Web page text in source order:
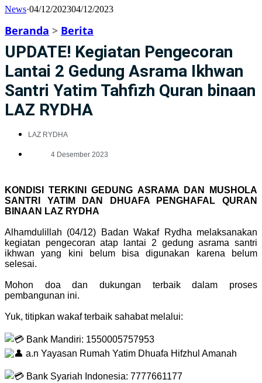
News·04/12/202304/12/2023
Beranda > Berita
UPDATE! Kegiatan Pengecoran
Lantai 2 Gedung Asrama Ikhwan
Santri Yatim Tahfizh Quran binaan
LAZ RYDHA
LAZ RYDHA
4 Desember 2023
KONDISI TERKINI GEDUNG ASRAMA DAN MUSHOLA
SANTRI YATIM DAN DHUAFA PENGHAFAL QURAN
BINAAN LAZ RYDHA
Alhamdulillah (04/12) Badan Wakaf Rydha melaksanakan
kegiatan pengecoran atap lantai 2 gedung asrama santri
ikhwan yang kini belum bisa digunakan karena belum
selesai.
Mohon doa dan dukungan terbaik dalam proses
pembangunan ini.
Yuk, titipkan wakaf terbaik sahabat melalui:
Bank Mandiri: 1550005757953
a.n Yayasan Rumah Yatim Dhuafa Hifzhul Amanah
Bank Syariah Indonesia: 7777661177